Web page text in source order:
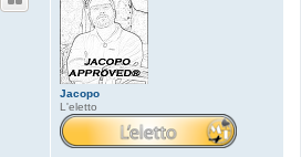
Jacopo
L'eletto